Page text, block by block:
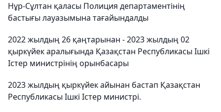
Нұр-Сұлтан қаласы Полиция департаментінің
бастығы лауазымына тағайындалды
2022 жылдың 26 қаңтарынан - 2023 жылдың 02
қыркүйек аралығында Қазақстан Республикасы Ішкі
Істер министрінің орынбасары
2023 жылдың қыркүйек айынан бастап Қазақстан
Республикасы Ішкі Істер министрі.